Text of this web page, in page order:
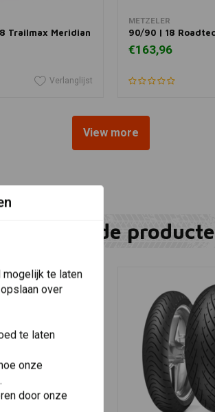
Trailmax Meridian
Verlanglijst
In
METZELER
90/90 | 18 Roadtec
€163,96
View more
Gerelateerde
mogelijk te laten
over
te laten
onze
door onze